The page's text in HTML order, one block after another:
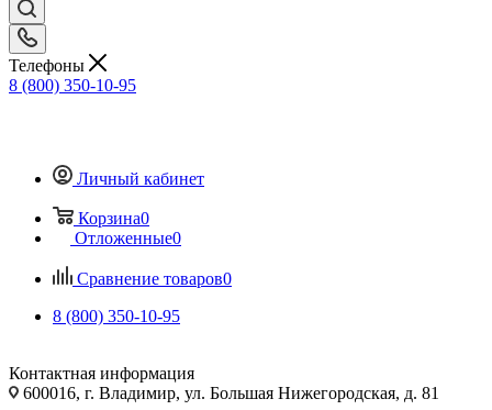
Телефоны
8 (800) 350-10-95
Личный кабинет
Корзина0
Отложенные0
Сравнение товаров0
8 (800) 350-10-95
Контактная информация
600016, г. Владимир, ул. Большая Нижегородская, д. 81